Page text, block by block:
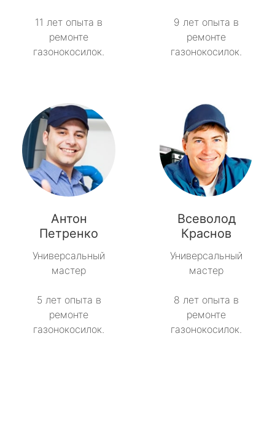
11 лет опыта в
ремонте
газонокосилок.
9 лет опыта в
ремонте
газонокосилок.
Антон
Петренко
Универсальный
мастер
5 лет опыта в
ремонте
газонокосилок.
Всеволод
Краснов
Универсальный
мастер
8 лет опыта в
ремонте
газонокосилок.